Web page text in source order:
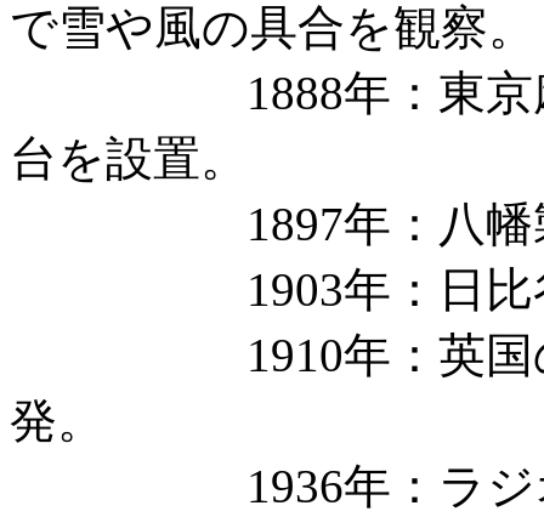
で雪や風の具合を観察。
1888年：東京麻布
台を設置。
1897年：八幡製
1903年：日比谷
1910年：英国のス
発。
1936年：ラジオを